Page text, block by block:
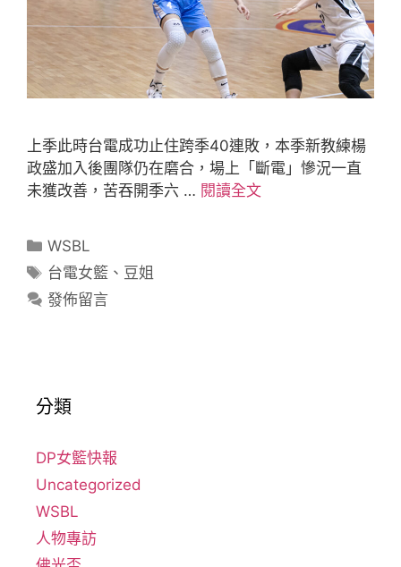
上季此時台電成功止住跨季40連敗，本季新教練楊
政盛加入後團隊仍在磨合，場上「斷電」慘況一直
未獲改善，苦吞開季六 … 閱讀全文
WSBL
台電女籃 、 豆姐
發佈留言
分類
DP女籃快報
Uncategorized
WSBL
人物專訪